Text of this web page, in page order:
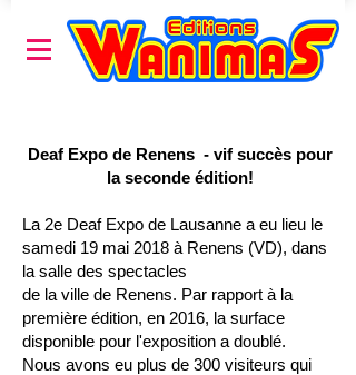
Deaf Expo de Renens - vif succès pour
la seconde édition!
La 2e Deaf Expo de Lausanne a eu lieu le
samedi 19 mai 2018 à Renens (VD), dans
la salle des spectacles
de la ville de Renens. Par rapport à la
première édition, en 2016, la surface
disponible pour l'exposition a doublé.
Nous avons eu plus de 300 visiteurs qui